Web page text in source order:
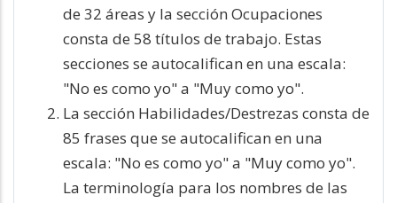
de 32 áreas y la sección Ocupaciones
consta de 58 títulos de trabajo. Estas
secciones se autocalifican en una escala:
"No es como yo" a "Muy como yo".
La sección Habilidades/Destrezas consta de
85 frases que se autocalifican en una
escala: "No es como yo" a "Muy como yo".
La terminología para los nombres de las